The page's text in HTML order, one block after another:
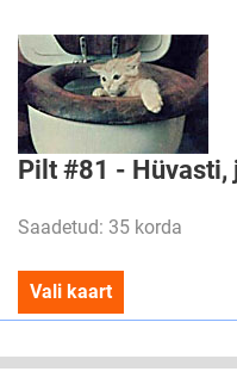
Pilt #81 - Hüvasti,
Saadetud: 35 korda
Vali kaart